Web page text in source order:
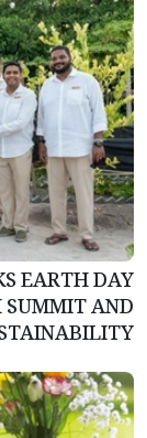
EARTH DAY
AND